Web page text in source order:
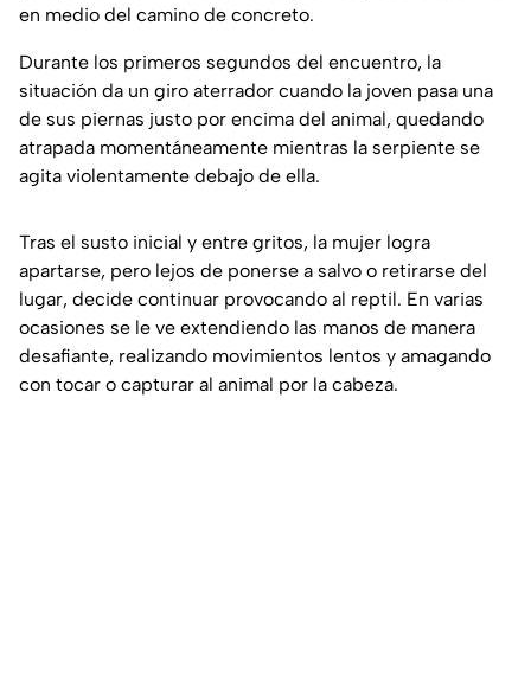
en medio del camino de concreto.
Durante los primeros segundos del encuentro, la
situación da un giro aterrador cuando la joven pasa una
de sus piernas justo por encima del animal, quedando
atrapada momentáneamente mientras la serpiente se
agita violentamente debajo de ella.
Tras el susto inicial y entre gritos, la mujer logra
apartarse, pero lejos de ponerse a salvo o retirarse del
lugar, decide continuar provocando al reptil. En varias
ocasiones se le ve extendiendo las manos de manera
desafiante, realizando movimientos lentos y amagando
con tocar o capturar al animal por la cabeza.